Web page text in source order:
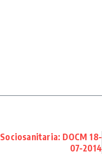
DOCM 18-
07-2014